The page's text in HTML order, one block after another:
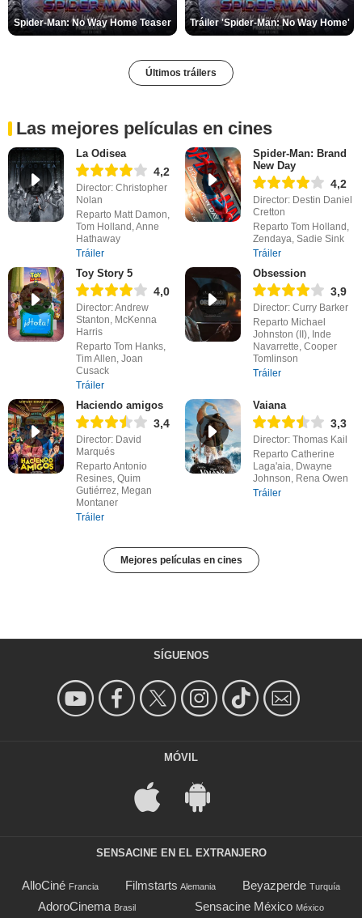
Spider-Man: No Way Home Teaser Tráiler 'Spider-Man: No Way Home'
Últimos tráilers
Las mejores películas en cines
La Odisea
4,2
Director: Christopher
Nolan
Reparto Matt Damon,
Tom Holland, Anne
Hathaway
Tráiler
Spider-Man: Brand
New Day
4,2
Director: Destin Daniel
Cretton
Reparto Tom Holland,
Zendaya, Sadie Sink
Tráiler
Toy Story 5
4,0
Director: Andrew
Stanton, McKenna
Harris
Reparto Tom Hanks,
Tim Allen, Joan
Cusack
Tráiler
Obsession
3,9
Director: Curry Barker
Reparto Michael
Johnston (II), Inde
Navarrette, Cooper
Tomlinson
Tráiler
Haciendo amigos
3,4
Director: David
Marqués
Reparto Antonio
Resines, Quim
Gutiérrez, Megan
Montaner
Tráiler
Vaiana
3,3
Director: Thomas Kail
Reparto Catherine
Laga'aia, Dwayne
Johnson, Rena Owen
Tráiler
Mejores películas en cines
SÍGUENOS
MÓVIL
SENSACINE EN EL EXTRANJERO
AlloCiné Francia Filmstarts Alemania Beyazperde Turquía
AdoroCinema Brasil Sensacine México México